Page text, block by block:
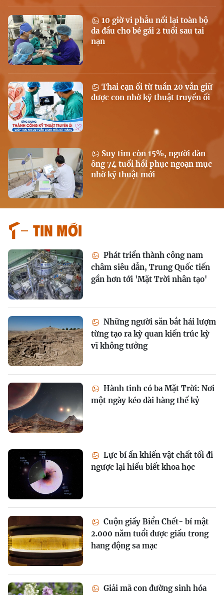
10 giờ vi phẫu nối lại toàn bộ
da đầu cho bé gái 2 tuổi sau tai
nạn
Thai cạn ối từ tuần 20 vẫn giữ
được con nhờ kỹ thuật truyền ối
Suy tim còn 15%, người đàn
ông 74 tuổi hồi phục ngoạn mục
nhờ kỹ thuật mới
Tin mới
Phát triển thành công nam
châm siêu dẫn, Trung Quốc tiến
gần hơn tới 'Mặt Trời nhân tạo'
Những người săn bắt hái lượm
từng tạo ra kỳ quan kiến trúc kỳ
vĩ không tưởng
Hành tinh có ba Mặt Trời: Nơi
một ngày kéo dài hàng thế kỷ
Lực bí ẩn khiến vật chất tối đi
ngược lại hiểu biết khoa học
Cuộn giấy Biển Chết- bí mật
2.000 năm tuổi được giấu trong
hang động sa mạc
Giải mã con đường sinh hóa